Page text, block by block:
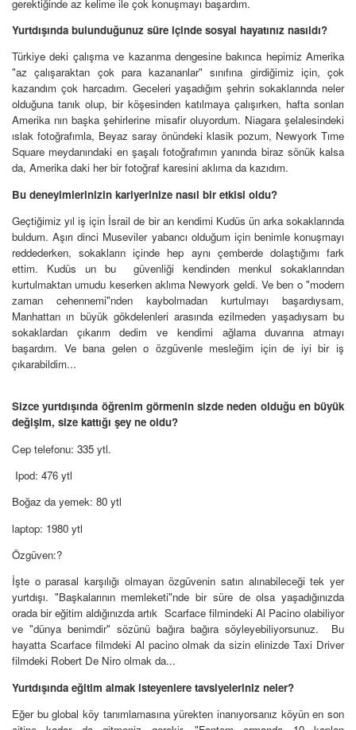
gerektiğinde az kelime ile çok konuşmayı başardım.
Yurtdışında bulunduğunuz süre içinde sosyal hayatınız nasıldı?
Türkiye deki çalışma ve kazanma dengesine bakınca hepimiz Amerika
"az çalışaraktan çok para kazananlar" sınıfına girdiğimiz için, çok
kazandım çok harcadım. Geceleri yaşadığım şehrin sokaklarında neler
olduğuna tanık olup, bir köşesinden katılmaya çalışırken, hafta sonları
Amerika nın başka şehirlerine misafir oluyordum. Niagara şelalesindeki
ıslak fotoğrafımla, Beyaz saray önündeki klasik pozum, Newyork Tıme
Square meydanındaki en şaşalı fotoğrafımın yanında biraz sönük kalsa
da, Amerika daki her bir fotoğraf karesini aklıma da kazıdım.
Bu deneyimlerinizin kariyerinize nasıl bir etkisi oldu?
Geçtiğimiz yıl iş için İsrail de bir an kendimi Kudüs ün arka sokaklarında
buldum. Aşırı dinci Museviler yabancı olduğum için benimle konuşmayı
reddederken, sokakların içinde hep aynı çemberde dolaştığımı fark
ettim. Kudüs un bu güvenliği kendinden menkul sokaklarından
kurtulmaktan umudu keserken aklıma Newyork geldi. Ve ben o "modern
zaman cehennemi"nden kaybolmadan kurtulmayı başardıysam,
Manhattan ın büyük gökdelenleri arasında ezilmeden yaşadıysam bu
sokaklardan çıkarım dedim ve kendimi ağlama duvarına atmayı
başardım. Ve bana gelen o özgüvenle mesleğim için de iyi bir iş
çıkarabildim...
Sizce yurtdışında öğrenim görmenin sizde neden olduğu en büyük
değişim, size kattığı şey ne oldu?
Cep telefonu: 335 ytl.
Ipod: 476 ytl
Boğaz da yemek: 80 ytl
laptop: 1980 ytl
Özgüven:?
İşte o parasal karşılığı olmayan özgüvenin satın alınabileceği tek yer
yurtdışı. "Başkalarının memleketi"nde bir süre de olsa yaşadığınızda
orada bir eğitim aldığınızda artık Scarface filmindeki Al Pacino olabiliyor
ve "dünya benimdir" sözünü bağıra bağıra söyleyebiliyorsunuz. Bu
hayatta Scarface filmdeki Al pacino olmak da sizin elinizde Taxi Driver
filmdeki Robert De Niro olmak da...
Yurtdışında eğitim almak isteyenlere tavsiyeleriniz neler?
Eğer bu global köy tanımlamasına yürekten inanıyorsanız köyün en son